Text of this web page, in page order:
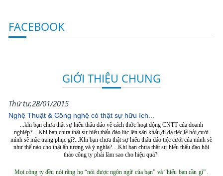
FACEBOOK
GIỚI THIỆU CHUNG
Thứ tư,28/01/2015
Nghệ Thuật & Công nghệ có thật sự hữu ích...
...khi bạn chưa thật sự hiểu thấu đáo về cách thức hoạt động CNTT của doanh
nghiệp?....Khi bạn chưa thật sự hiểu thấu đáo lúc lên sân khấu,đi dạ tiệc,lễ hỏi,cưới
mình sẽ mặc trang phục gì?...Khi bạn chưa thật sự hiểu thấu đáo tiệc cưới của mình sẽ
như thế nào cho thật ấn tượng và ý nghĩa?....Khi bạn chưa thật sự hiểu thấu đáo hội
thảo công ty phải làm sao cho hiệu quả?.
Mọi công ty đều nói rằng họ “nói được ngôn ngữ của bạn” và “hiểu bạn cần gì” .